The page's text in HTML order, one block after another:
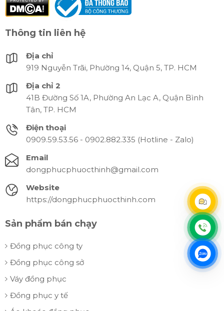
Thông tin liên hệ
Địa chỉ
919 Nguyễn Trãi, Phường 14, Quận 5, TP. HCM
Địa chỉ 2
41B Đường Số 1A, Phường An Lạc A, Quận Bình
Tân, TP. HCM
Điện thoại
0909.59.53.56 - 0902.882.335 (Hotline - Zalo)
Email
dongphucphuocthinh@gmail.com
Website
https://dongphucphuocthinh.com
Sản phẩm bán chạy
Đồng phục công ty
Đồng phục công sở
Váy đồng phục
Đồng phục y tế